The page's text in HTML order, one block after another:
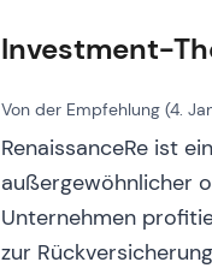
Preisanstieg
Einordnung:Die
Technisch:Erste
Investment-
Von der Empfehlung (4.
RenaissanceRe ist
außergewöhnlicher
Unternehmen
zur